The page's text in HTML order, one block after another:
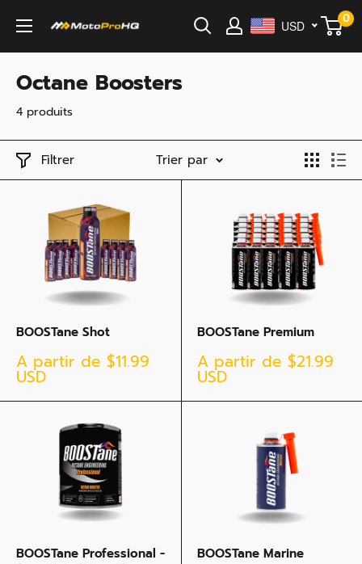
contenu
MotoProHQ USD 0
Octane Boosters
4 produits
Filtrer Trier par
BOOSTane Shot
Prix
réduit
A partir de $11.99
USD
BOOSTane Premium
Prix
réduit
A partir de $21.99
USD
BOOSTane Professional -
BOOSTane Marine